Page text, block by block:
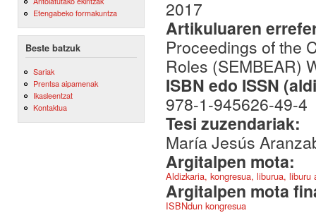
Etengabeko formakuntza
Beste batzuk
Sariak
Prentsa aipamenak
Ikasleentzat
Kontaktua
2017
Artikuluaren
Proceedings of the
Roles (SEMBEAR)
ISBN edo ISSN
978-1-945626-49-4
Tesi zuzendariak:
María Jesús
Argitalpen mota:
Aldizkaria, kongresua, liburua,
Argitalpen mota
ISBNdun kongresua